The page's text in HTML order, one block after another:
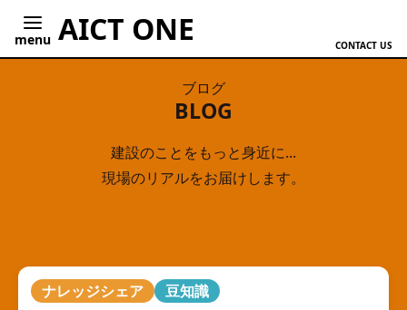
menu AICT ONE CONTACT US
ブログ
BLOG
建設のことをもっと身近に...
現場のリアルをお届けします。
ナレッジシェア
豆知識